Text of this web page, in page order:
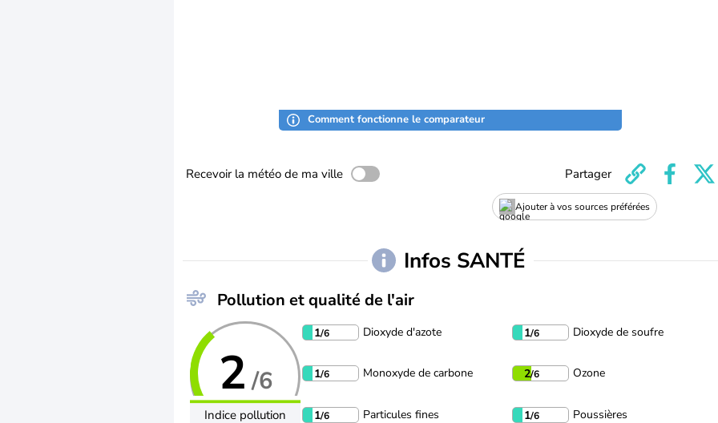
Comment fonctionne le comparateur
Recevoir la météo de ma ville
Ajouter à vos sources préférées
Partager
Infos SANTÉ
Pollution et qualité de l'air
2 /6
Indice pollution
1/6 Dioxyde d'azote 1/6 Dioxyde de soufre
1/6 Monoxyde de carbone 2/6 Ozone
1/6 Particules fines 1/6 Poussières